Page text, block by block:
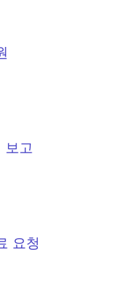
보고
요청